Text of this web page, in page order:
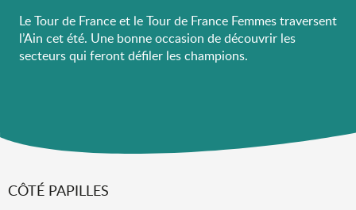
Le Tour de France et le Tour de France Femmes traversent
l’Ain cet été. Une bonne occasion de découvrir les
secteurs qui feront défiler les champions.
CÔTÉ PAPILLES